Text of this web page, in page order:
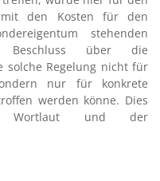
den Kosten für den
stehenden
Beschluss über die
solche Regelung nicht für
nur für konkrete
werden könne. Dies
und der